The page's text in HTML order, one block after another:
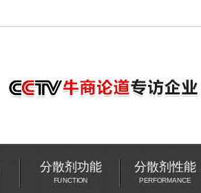
分散剂功能
FUNCTION
分散剂性能
PERFORMANCE